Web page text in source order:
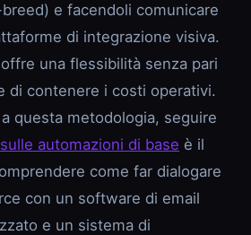
e facendoli comunicare
di integrazione visiva.
una flessibilità senza pari
di contenere i costi operativi.
questa metodologia, seguire
automazioni di base è il
come far dialogare
con un software di email
e un sistema di